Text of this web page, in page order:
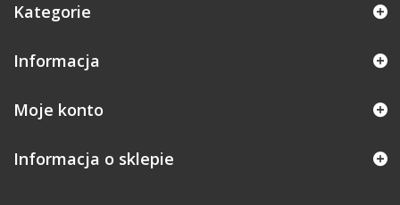
Kategorie
Informacja
Moje konto
Informacja o sklepie